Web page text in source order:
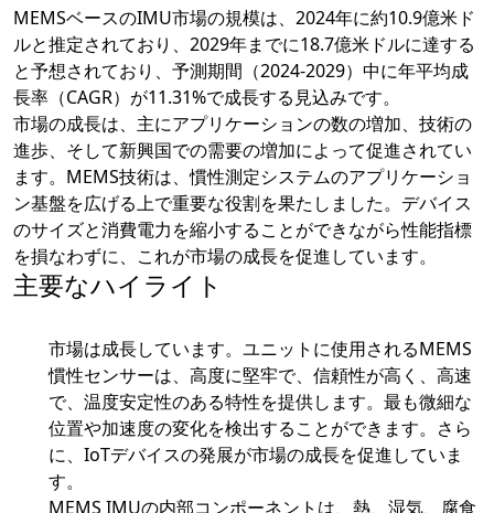
MEMSベースのIMU市場の規模は、2024年に約10.9億米ド
ルと推定されており、2029年までに18.7億米ドルに達する
と予想されており、予測期間（2024-2029）中に年平均成
長率（CAGR）が11.31%で成長する見込みです。
市場の成長は、主にアプリケーションの数の増加、技術の
進歩、そして新興国での需要の増加によって促進されてい
ます。MEMS技術は、慣性測定システムのアプリケーショ
ン基盤を広げる上で重要な役割を果たしました。デバイス
のサイズと消費電力を縮小することができながら性能指標
を損なわずに、これが市場の成長を促進しています。
主要なハイライト
市場は成長しています。ユニットに使用されるMEMS
慣性センサーは、高度に堅牢で、信頼性が高く、高速
で、温度安定性のある特性を提供します。最も微細な
位置や加速度の変化を検出することができます。さら
に、IoTデバイスの発展が市場の成長を促進していま
す。
MEMS IMUの内部コンポーネントは、熱、湿気、腐食